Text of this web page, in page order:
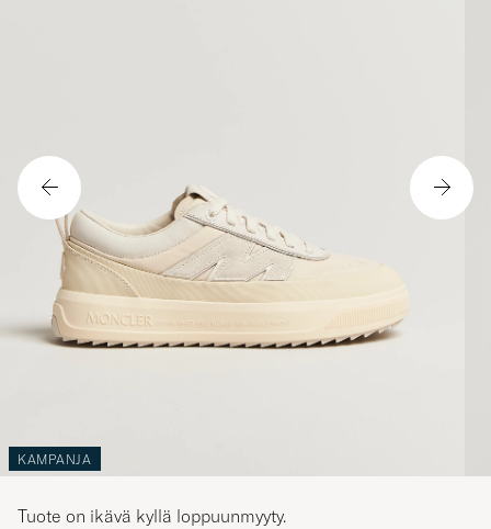
KAMPANJA
Tuote on ikävä kyllä loppuunmyyty.